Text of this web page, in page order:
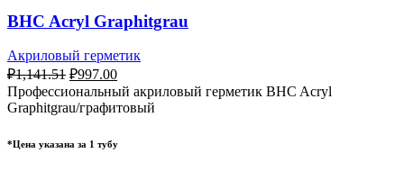
BHC Acryl Graphitgrau
Акриловый герметик
₽1,141.51 ₽997.00
Профессиональный акриловый герметик BHC Acryl
Graphitgrau/графитовый
*Цена указана за 1 тубу